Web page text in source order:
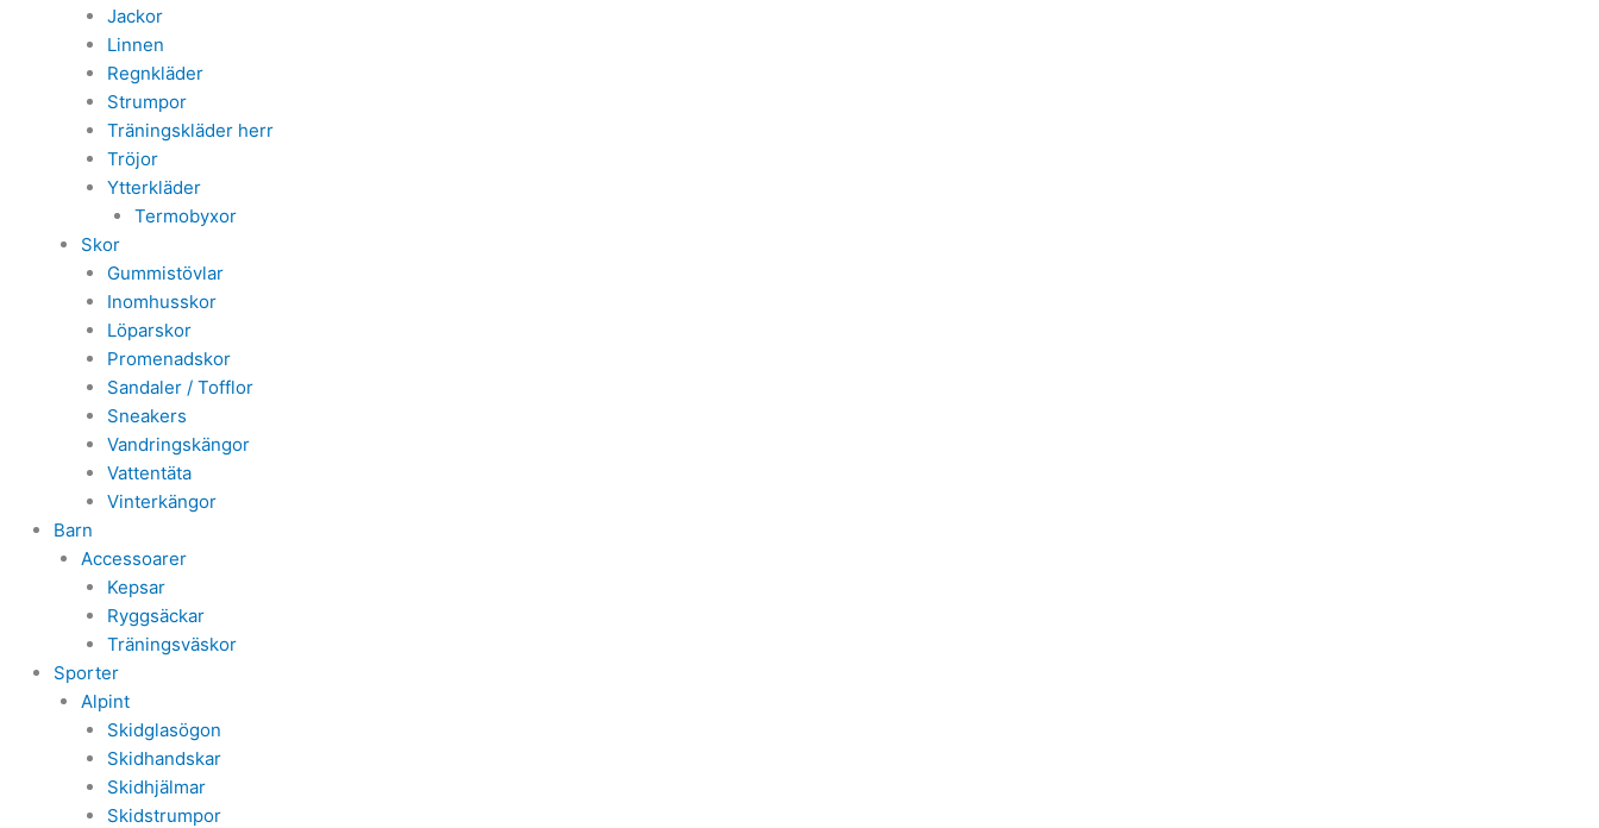
Jackor
Linnen
Regnkläder
Strumpor
Träningskläder herr
Tröjor
Ytterkläder
Termobyxor
Skor
Gummistövlar
Inomhusskor
Löparskor
Promenadskor
Sandaler / Tofflor
Sneakers
Vandringskängor
Vattentäta
Vinterkängor
Barn
Accessoarer
Kepsar
Ryggsäckar
Träningsväskor
Sporter
Alpint
Skidglasögon
Skidhandskar
Skidhjälmar
Skidstrumpor